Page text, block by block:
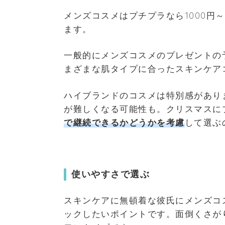
メンズコスメはプチプラなら1000円
ます。
一般的にメンズコスメのプレゼントの
まざまな肌タイプに合ったスキンケ
ハイブランドのコスメは特別感があ
が難しくなる可能性も。クリスマス
で継続できるかどうかを考慮して選ぶ
使いやすさで選ぶ
スキンケアに無頓着な彼氏にメンズ
ックしたいポイントです。面倒くさ